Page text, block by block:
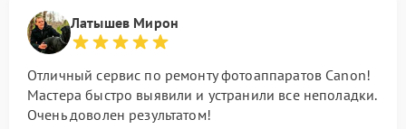
Латышев Мирон
Отличный сервис по ремонту фотоаппаратов Canon!
Мастера быстро выявили и устранили все неполадки.
Очень доволен результатом!